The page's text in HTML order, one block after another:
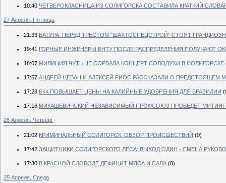
10:40 ЧЕТВЕРОКЛАСНИЦА ИЗ СОЛИГОРСКА СОСТАВИЛА КРАТКИЙ
27 Апреля, Пятница
21:33 БАТУРА: ПЕРЕД ТРЕСТОМ "ШАХТОСПЕЦСТРОЙ" СТОЯТ
19:41 ГОРНЫЕ ИНЖЕНЕРЫ БНТУ ПОСЛЕ РАСПРЕДЕЛЕНИЯ ПОЛУЧАЮТ
18:07 МИЛИЦИЯ ЧУТЬ НЕ СОРВАЛА КОНЦЕРТ СОЛОДУХИ В СОЛИГОРСКЕ
17:57 АНДРЕЙ ЦЕВАН И АЛЕКСЕЙ РИОС РАССКАЗАЛИ О ПРЕДСТОЯЩЕМ
17:28 БКК ПОВЫШАЕТ ЦЕНЫ НА КАЛИЙНЫЕ УДОБРЕНИЯ ДЛЯ БРАЗИЛИИ
17:16 МИКАШЕВИЧСКИЙ НЕЗАВИСИМЫЙ ПРОФСОЮЗ ПРОВЕДЁТ МИТИНГ
26 Апреля, Четверг
21:02 КРИМИНАЛЬНЫЙ СОЛИГОРСК. ОБЗОР ПРОИСШЕСТВИЙ (0)
17:42 ЗАЩИТНИКИ СОЛИГОРСКОГО ЛЕСА: ВЫХОД ОДИН - СМЕНА
17:30 В КРАСНОЙ СЛОБОДЕ ДЕФИЦИТ МЯСА И САЛА (0)
25 Апреля, Среда